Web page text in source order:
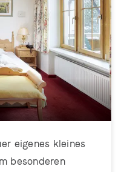
eigenes kleines
besonderen